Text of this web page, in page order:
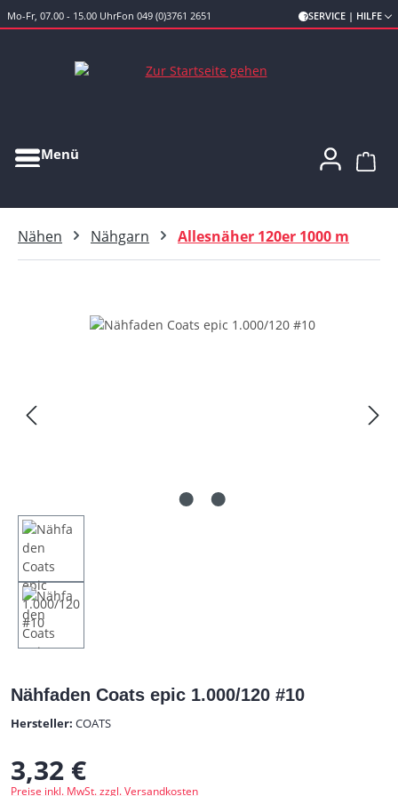
Zum Hauptinhalt springen
Mo-Fr, 07.00 - 15.00 UhrFon 049 (0)3761 2651 SERVICE | HILFE
Menü
Nähen Nähgarn Allesnäher 120er 1000 m
Bildergalerie überspringen
Nähfaden Coats epic 1.000/120 #10
Hersteller: COATS
Regulärer Preis:
3,32 €
Preise inkl. MwSt. zzgl. Versandkosten